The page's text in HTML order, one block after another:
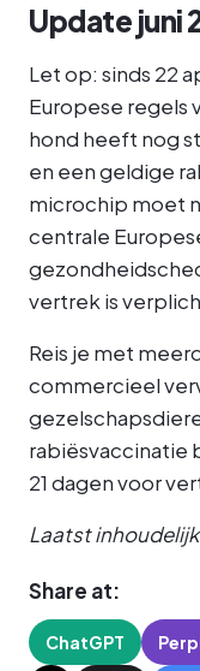
Update juni
Let op: sinds 22
Europese regels
hond heeft nog
en een geldige
microchip moet
centrale
vertrek is
Reis je met
commercieel
rabiësvaccinatie
21 dagen voor
Laatst
Share at:
ChatGPT